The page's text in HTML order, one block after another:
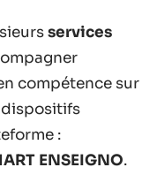
services
compétence sur
dispositifs
:
ENSEIGNO.